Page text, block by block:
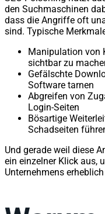
den Suchmaschinen
dass die Angriffe oft
sind. Typische
Manipulation von
sichtbar zu
Gefälschte
Software tarnen
Abgreifen von
Login-Seiten
Bösartige
Schadseiten
Und gerade weil diese
ein einzelner Klick aus,
Unternehmens